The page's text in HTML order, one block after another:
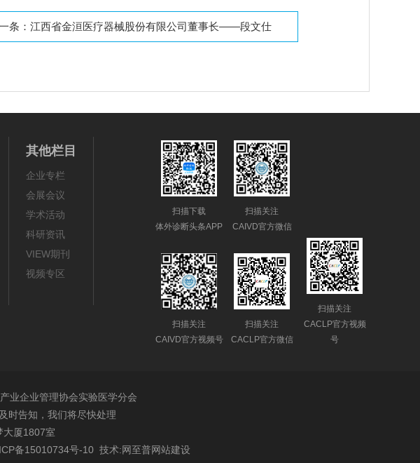
条： 江西省金洹医疗器械股份有限公司董事长——段文仕
其他栏目
企业专栏
会展会议
学术活动
科研资讯
VIEW期刊
视频专区
扫描下载
体外诊断头条APP
扫描关注
CAIVD官方微信
扫描关注
CAIVD官方视频号
扫描关注
CACLP官方微信
扫描关注
CACLP官方视频
号
业企业管理协会实验医学分会
时告知，我们将尽快处理
大厦1807室
备15010734号-10 技术:网至普网站建设